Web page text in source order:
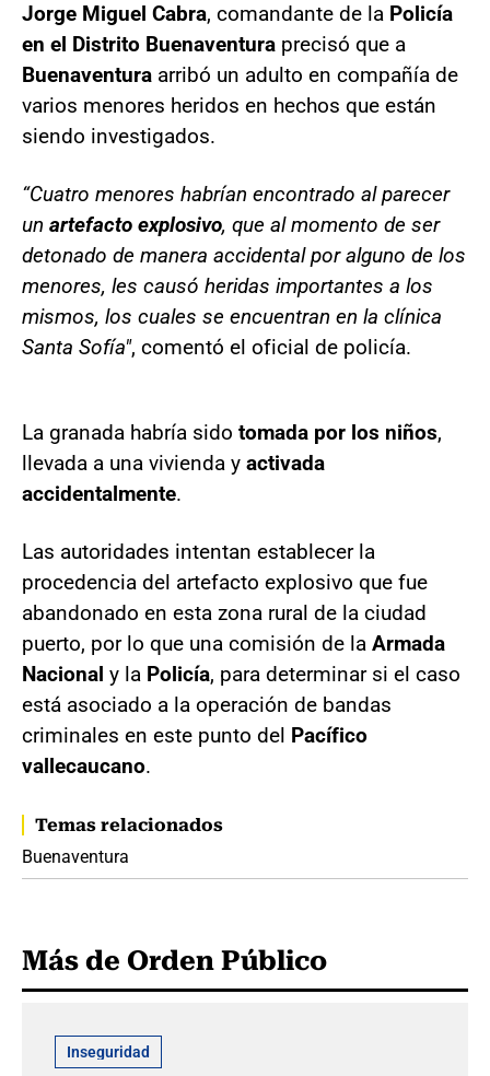
Jorge Miguel Cabra, comandante de la Policía
en el Distrito Buenaventura precisó que a
Buenaventura arribó un adulto en compañía de
varios menores heridos en hechos que están
siendo investigados.
“Cuatro menores habrían encontrado al parecer
un artefacto explosivo, que al momento de ser
detonado de manera accidental por alguno de los
menores, les causó heridas importantes a los
mismos, los cuales se encuentran en la clínica
Santa Sofía", comentó el oficial de policía.
La granada habría sido tomada por los niños,
llevada a una vivienda y activada
accidentalmente.
Las autoridades intentan establecer la
procedencia del artefacto explosivo que fue
abandonado en esta zona rural de la ciudad
puerto, por lo que una comisión de la Armada
Nacional y la Policía, para determinar si el caso
está asociado a la operación de bandas
criminales en este punto del Pacífico
vallecaucano.
Temas relacionados
Buenaventura
Más de Orden Público
Inseguridad